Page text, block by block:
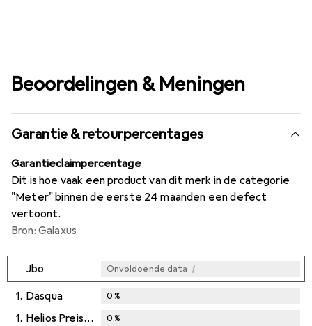
Beoordelingen & Meningen
Garantie & retourpercentages
Garantieclaimpercentage
Dit is hoe vaak een product van dit merk in de categorie
"Meter" binnen de eerste 24 maanden een defect
vertoont.
Bron: Galaxus
Jbo Onvoldoende data i
1. Dasqua 0%
1. Helios Preisser 0%